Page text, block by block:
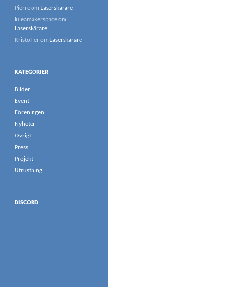
Pierreom Laserskärare
luleamakerspaceom
Laserskärare
Kristofferom Laserskärare
KATEGORIER
Bilder
Event
Föreningen
Nyheter
Övrigt
Press
Projekt
Utrustning
DISCORD